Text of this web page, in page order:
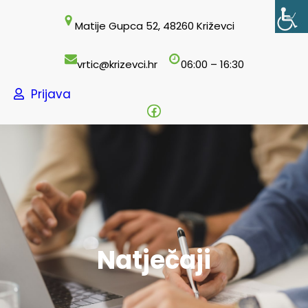
Matije Gupca 52, 48260 Križevci
vrtic@krizevci.hr 06:00 – 16:30
Prijava
Facebook
Natječaji